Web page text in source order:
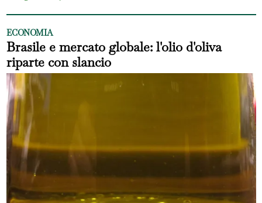
ECONOMIA
Brasile e mercato globale: l'olio d'oliva
riparte con slancio